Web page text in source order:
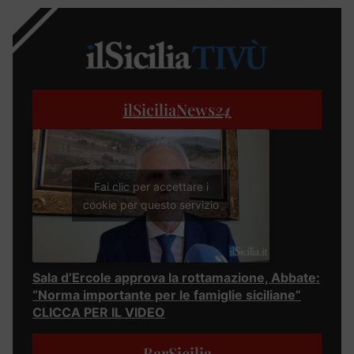
ilSiciliaNews24
Fai clic per accettare i
cookie per questo servizio
Sala d’Ercole approva la rottamazione, Abbate:
“Norma importante per le famiglie siciliane”
CLICCA PER IL VIDEO